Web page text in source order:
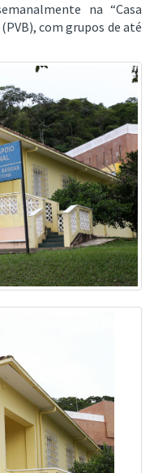
na “Casa
com grupos de até